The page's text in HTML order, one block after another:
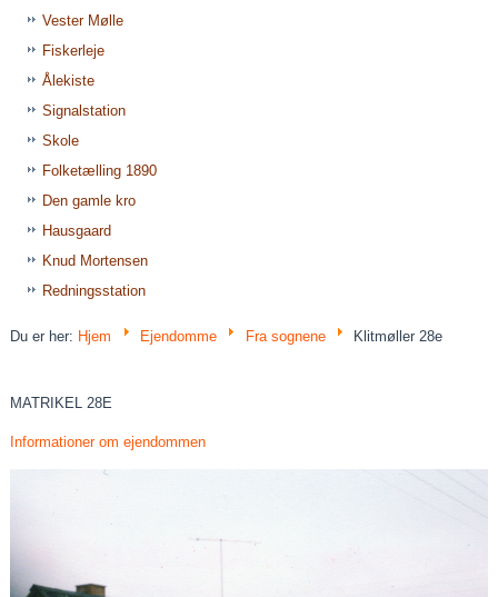
Vester Mølle
Fiskerleje
Ålekiste
Signalstation
Skole
Folketælling 1890
Den gamle kro
Hausgaard
Knud Mortensen
Redningsstation
Du er her: Hjem Ejendomme Fra sognene Klitmøller 28e
MATRIKEL 28E
Informationer om ejendommen